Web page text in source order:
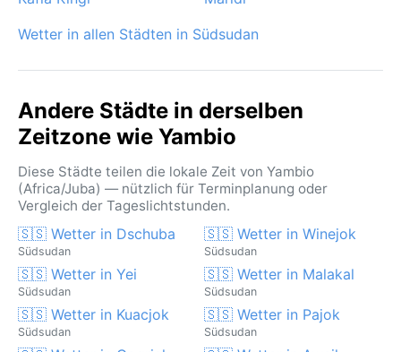
kennt vor allem die Extreme von Regen und
Trockenheit.
Wetter in allen Städten in Südsudan
Andere Städte in derselben
Zeitzone wie Yambio
Diese Städte teilen die lokale Zeit von Yambio
(Africa/Juba) — nützlich für Terminplanung oder
Vergleich der Tageslichtstunden.
🇸🇸 Wetter in Dschuba
Südsudan
🇸🇸 Wetter in Winejok
Südsudan
🇸🇸 Wetter in Yei
Südsudan
🇸🇸 Wetter in Malakal
Südsudan
🇸🇸 Wetter in Kuacjok
Südsudan
🇸🇸 Wetter in Pajok
Südsudan